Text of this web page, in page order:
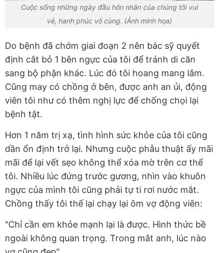
Cuộc sống những ngày đầu hôn nhân của chúng tôi vui
vẻ, hạnh phúc vô cùng. (Ảnh minh họa)
Do bệnh đã chớm giai đoạn 2 nên bác sỹ quyết
định cắt bỏ 1 bên ngực của tôi để tránh di căn
sang bộ phận khác. Lúc đó tôi hoang mang lắm.
Cũng may có chồng ở bên, được anh an ủi, động
viên tôi như có thêm nghị lực để chống chọi lại
bệnh tật.
Hơn 1 năm trị xạ, tình hình sức khỏe của tôi cũng
dần ổn định trở lại. Nhưng cuộc phẫu thuật ấy mãi
mãi để lại vết sẹo không thể xóa mờ trên cơ thể
tôi. Nhiều lúc đứng trước gương, nhìn vào khuôn
ngực của mình tôi cũng phải tự ti rơi nước mắt.
Chồng thấy tôi thế lại chạy lại ôm vợ động viên:
"Chỉ cần em khỏe mạnh lại là được. Hình thức bề
ngoài không quan trọng. Trong mắt anh, lúc nào